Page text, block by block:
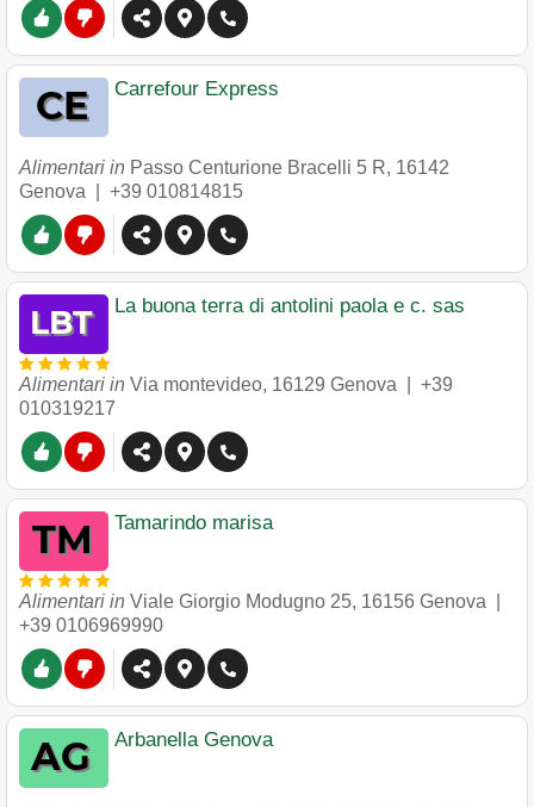
Carrefour Express
Alimentari in Passo Centurione Bracelli 5 R, 16142
Genova
+39 010814815
La buona terra di antolini paola e c. sas
Alimentari in Via montevideo, 16129 Genova
+39
010319217
Tamarindo marisa
Alimentari in Viale Giorgio Modugno 25, 16156 Genova
+39 0106969990
Arbanella Genova